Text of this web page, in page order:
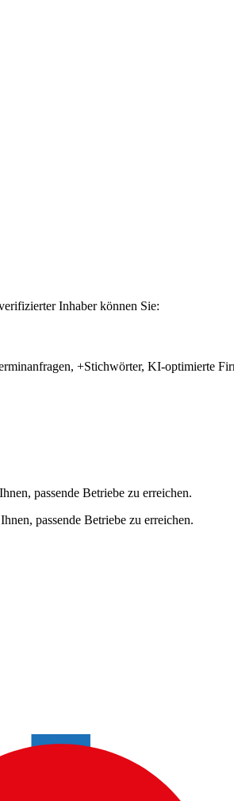
Inhaber können Sie:
+Stichwörter, KI-optimierte
passende Betriebe zu erreichen.
passende Betriebe zu erreichen.